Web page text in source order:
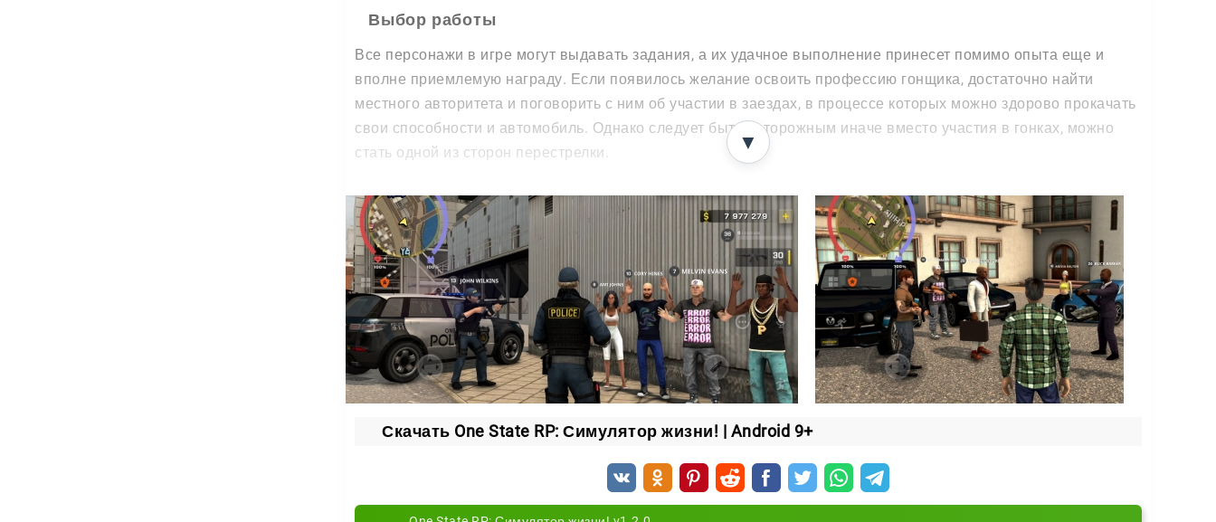
Выбор работы
Все персонажи в игре могут выдавать задания, а их удачное выполнение принесет помимо опыта еще и
вполне приемлемую награду. Если появилось желание освоить профессию гонщика, достаточно найти
местного авторитета и поговорить с ним об участии в заездах, в процессе которых можно здорово прокачать
свои способности и автомобиль. Однако следует быть осторожным иначе вместо участия в гонках, можно
стать одной из сторон перестрелки.
Фракции
Разрешается играть только с реальными пользователями. А также пригласить в игру друзей и вместе
поступить в полиции или организовать банду. Так или иначе, но насыщенная вириальная жизнь
гарантирована в обоих случаях. Беспорядочные перестрелки, погони, стычки полицией и красочные взрывы
— все это можно будет увидеть и принять участие на городских улицах.
Особенности
Накопление необходимых суммы в игровой валюте занимает много времени. А деньги требуются не только
на предметы роскошной жизни. В игре реализованы элементы торговли и существуют доходы от
коммерческих предприятий. Собственные проекты могут приносить прибыль, даже если это доходы от
▼
Скачать One State RP: Симулятор жизни! | Android 9+